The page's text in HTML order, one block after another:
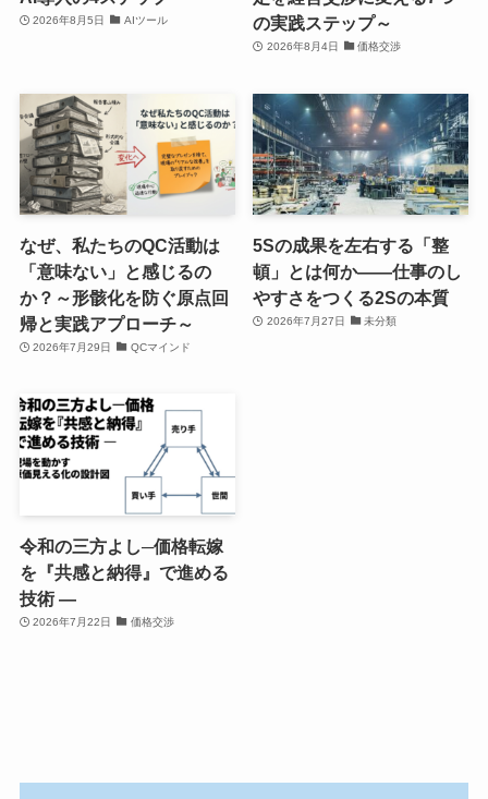
2026年8月5日 AIツール
の実践ステップ～
2026年8月4日 価格交渉
なぜ、私たちのQC活動は
「意味ない」と感じるの
か？～形骸化を防ぐ原点回
帰と実践アプローチ～
2026年7月29日 QCマインド
5Sの成果を左右する「整
頓」とは何か――仕事のし
やすさをつくる2Sの本質
2026年7月27日 未分類
令和の三方よし─価格転嫁
を『共感と納得』で進める
技術 ―
2026年7月22日 価格交渉